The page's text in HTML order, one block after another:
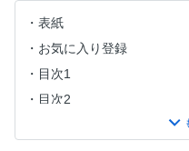
表紙
お気に入り登録
目次1
目次2
mono編集部のモノ差し